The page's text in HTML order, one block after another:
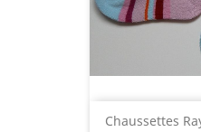
Chaussettes